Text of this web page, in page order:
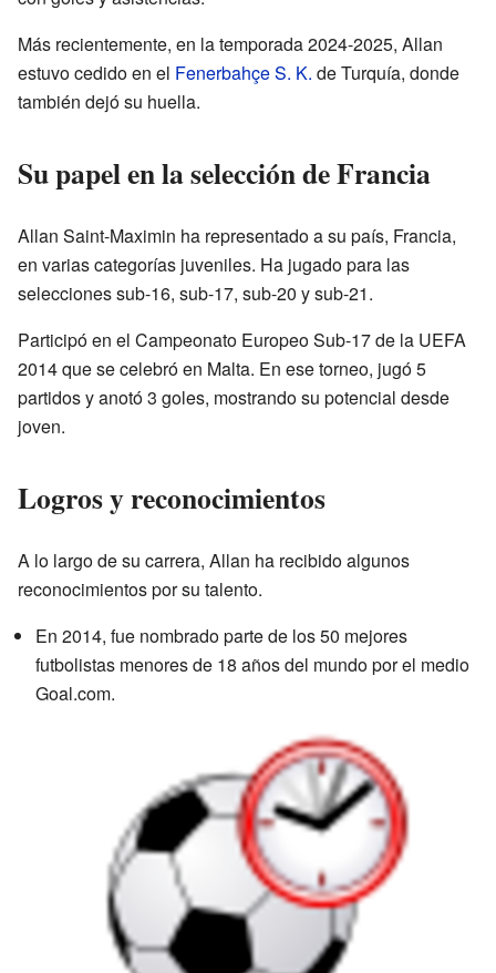
Más recientemente, en la temporada 2024-2025, Allan
estuvo cedido en el Fenerbahçe S. K. de Turquía, donde
también dejó su huella.
Su papel en la selección de Francia
Allan Saint-Maximin ha representado a su país, Francia,
en varias categorías juveniles. Ha jugado para las
selecciones sub-16, sub-17, sub-20 y sub-21.
Participó en el Campeonato Europeo Sub-17 de la UEFA
2014 que se celebró en Malta. En ese torneo, jugó 5
partidos y anotó 3 goles, mostrando su potencial desde
joven.
Logros y reconocimientos
A lo largo de su carrera, Allan ha recibido algunos
reconocimientos por su talento.
En 2014, fue nombrado parte de los 50 mejores
futbolistas menores de 18 años del mundo por el medio
Goal.com.